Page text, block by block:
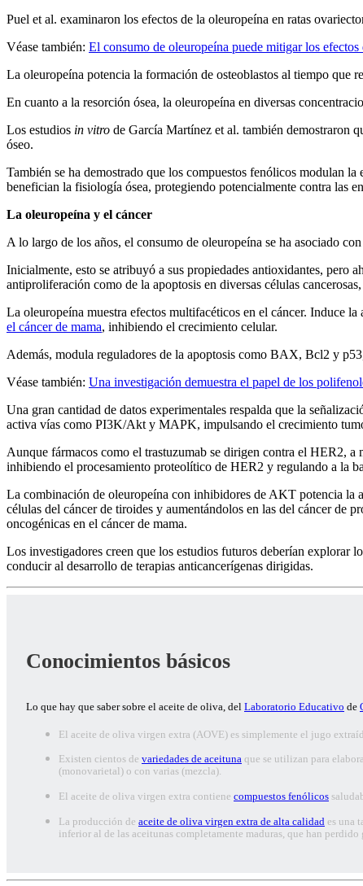
Puel et al. examinaron los efectos de la oleuropeína en ratas
Véase también: El consumo de oleuropeína puede mitigar los
La oleuropeína potencia la formación de osteoblastos al tiempo que
En cuanto a la resorción ósea, la oleuropeína en diversas
Los estudios in vitro de García Martínez et al. también demostraron
óseo.
También se ha demostrado que los compuestos fenólicos modulan
benefician la fisiología ósea, protegiendo potencialmente contra las
La oleuropeína y el cáncer
A lo largo de los años, el consumo de oleuropeína se ha asociado
Inicialmente, esto se atribuyó a sus propiedades antioxidantes, pero
antiproliferación como de la apoptosis en diversas células
La oleuropeína muestra efectos multifacéticos en el cáncer. Induce
el cáncer de mama, inhibiendo el crecimiento celular.
Además, modula reguladores de la apoptosis como BAX, Bcl2 y
Véase también: Una investigación demuestra el papel de los
Una gran cantidad de datos experimentales respalda que la
activa vías como PI3K/Akt y MAPK, impulsando el crecimiento
Aunque fármacos como el trastuzumab se dirigen contra el HER2, a
inhibiendo el procesamiento proteolítico de HER2 y regulando a la
La combinación de oleuropeína con inhibidores de AKT potencia la
células del cáncer de tiroides y aumentándolos en las del cáncer de
oncogénicas en el cáncer de mama.
Los investigadores creen que los estudios futuros deberían explorar
conducir al desarrollo de terapias anticancerígenas dirigidas.
Conocimientos básicos
Lo que hay que saber sobre el aceite de oliva, del Laboratorio Educativo de
El aceite de oliva virgen extra (AOVE) es simplemente el jugo
Existen cientos de variedades de aceituna que se utilizan para
(monovarietal) o con varias (mezcla).
El aceite de oliva virgen extra contiene compuestos fenólicos
La producción de aceite de oliva virgen extra de alta calidad es una
inferior al de las aceitunas completamente maduras, que han perdido